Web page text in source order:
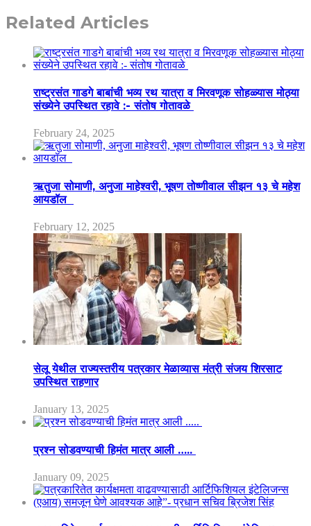
Related Articles
राष्ट्रसंत गाडगे बाबांची भव्य रथ यात्रा व मिरवणूक सोहळ्यास मोठ्या
संख्येने उपस्थित रहावे :- संतोष गोतावळे
February 24, 2025
ऋतुजा सोमाणी, अनुजा माहेश्वरी, भूषण तोष्णीवाल सीझन १३ चे महेश
आयडॉल
February 12, 2025
सेलू येथील राज्यस्तरीय पत्रकार मेळाव्यास मंत्री संजय शिरसाट
उपस्थित राहणार
January 13, 2025
प्रश्न सोडवण्याची हिमंत मात्र आली …..
January 09, 2025